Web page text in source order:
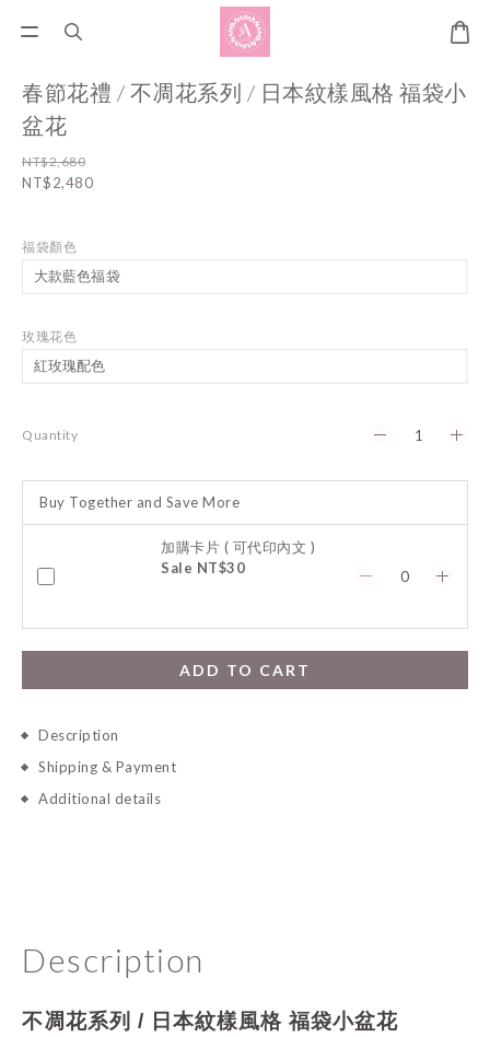
春節花禮 / 不凋花系列 / 日本紋樣風格 福袋小
盆花
NT$2,680
NT$2,480
福袋顏色
玫瑰花色
Quantity
Buy Together and Save More
加購卡片 ( 可代印內文 )
Sale NT$30
ADD TO CART
Description
Shipping & Payment
Additional details
Description
不凋花系列 / 日本紋樣風格 福袋小盆花